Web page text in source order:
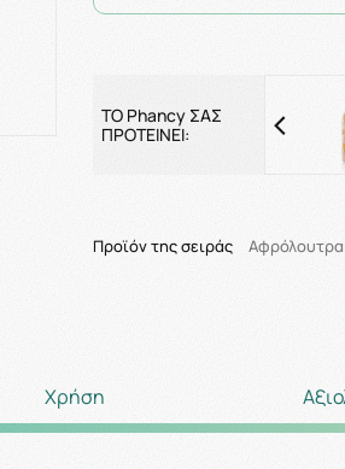
ΤΟ Phancy ΣΑΣ
ΠΡΟΤΕΙΝΕΙ:
Προϊόν της σειράς
Χρήση